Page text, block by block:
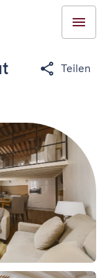
Teilen